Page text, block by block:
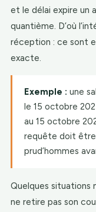
et le délai expire un
quantième. D’où
réception : ce sont
exacte.
Exemple : une
le 15 octobre
au 15 octobre
requête doit
prud’hommes
Quelques situations
ne retire pas son